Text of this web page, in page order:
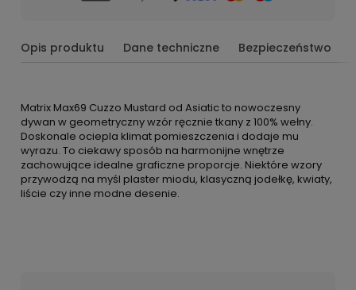
Opis produktu Dane techniczne Bezpieczeństwo
Matrix Max69 Cuzzo Mustard od Asiatic to nowoczesny
dywan w geometryczny wzór ręcznie tkany z 100% wełny.
Doskonale ociepla klimat pomieszczenia i dodaje mu
wyrazu. To ciekawy sposób na harmonijne wnętrze
zachowujące idealne graficzne proporcje. Niektóre wzory
przywodzą na myśl plaster miodu, klasyczną jodełkę, kwiaty,
liście czy inne modne desenie.